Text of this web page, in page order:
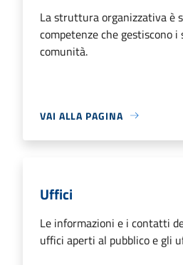
La struttura organizzativa è
competenze che gestiscono
comunità.
VAI ALLA PAGINA
Uffici
Le informazioni e i contatti
uffici aperti al pubblico e gli